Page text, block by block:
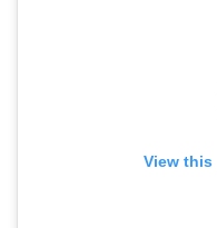
View this